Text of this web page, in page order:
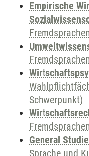
Empirische
Schwerpunkt)
Fremdsprachen
General
Sprache und